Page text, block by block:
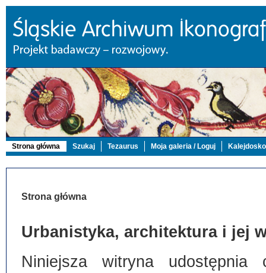
Strona główna Szukaj Tezaurus Moja galeria / Loguj
Strona główna
Urbanistyka, architektura i jej
Niniejsza witryna